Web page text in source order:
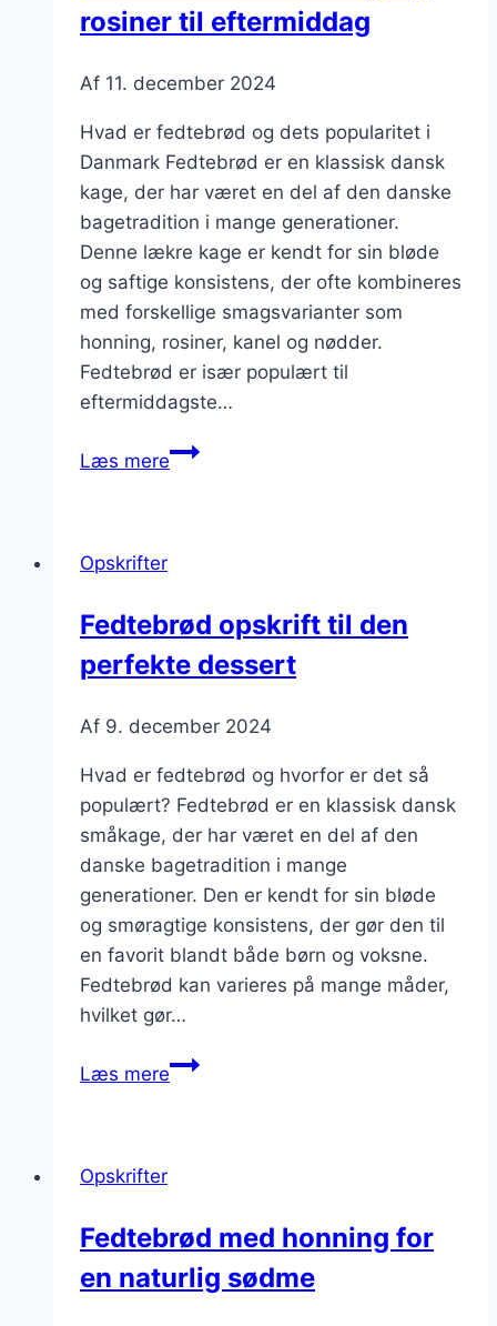
rosiner til eftermiddag
Af 11. december 2024
Hvad er fedtebrød og dets popularitet i
Danmark Fedtebrød er en klassisk dansk
kage, der har været en del af den danske
bagetradition i mange generationer.
Denne lækre kage er kendt for sin bløde
og saftige konsistens, der ofte kombineres
med forskellige smagsvarianter som
honning, rosiner, kanel og nødder.
Fedtebrød er især populært til
eftermiddagste…
Læs mereFedtebrød
eftermiddag
Opskrifter
Fedtebrød opskrift til den
perfekte dessert
Af 9. december 2024
Hvad er fedtebrød og hvorfor er det så
populært? Fedtebrød er en klassisk dansk
småkage, der har været en del af den
danske bagetradition i mange
generationer. Den er kendt for sin bløde
og smøragtige konsistens, der gør den til
en favorit blandt både børn og voksne.
Fedtebrød kan varieres på mange måder,
hvilket gør…
Læs mereFedtebrød
Opskrifter
Fedtebrød med honning for
en naturlig sødme